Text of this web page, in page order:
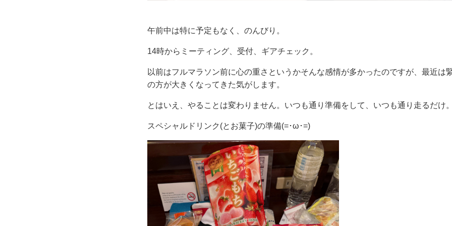
午前中は特に予定もなく、のんびり。
14時からミーティング、受付、ギアチェック。
以前はフルマラソン前に心の重さというかそんな感情が多かったのですが、最近は
の方が大きくなってきた気がします。
とはいえ、やることは変わりません。いつも通り準備をして、いつも通り走るだけ。
スペシャルドリンク(とお菓子)の準備(=･ω･=)